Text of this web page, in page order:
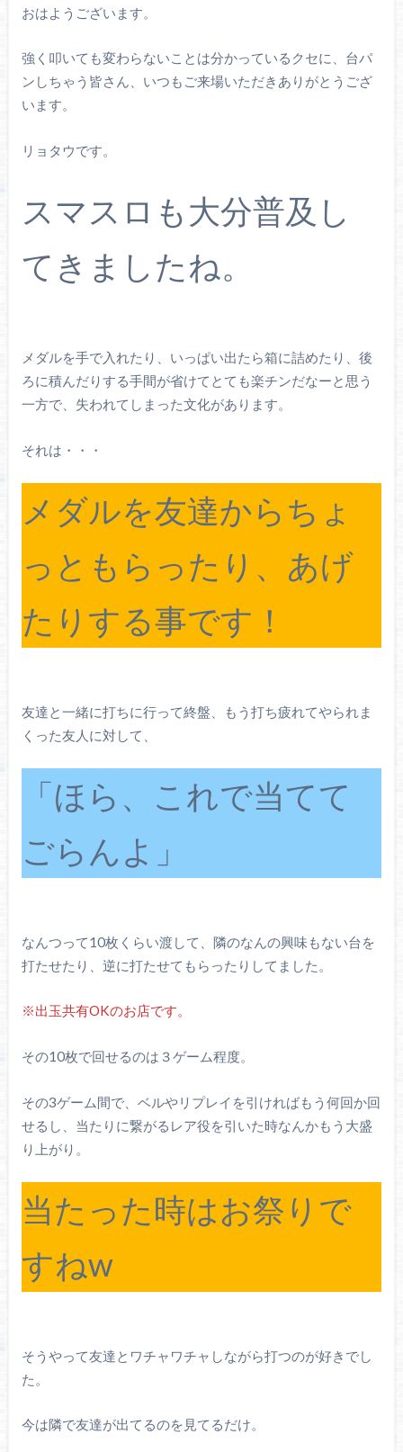
おはようございます。
強く叩いても変わらないことは分かっているクセに、台パ
ンしちゃう皆さん、いつもご来場いただきありがとうござ
います。
リョタウです。
スマスロも大分普及し
てきましたね。
メダルを手で入れたり、いっぱい出たら箱に詰めたり、後
ろに積んだりする手間が省けてとても楽チンだなーと思う
一方で、失われてしまった文化があります。
それは・・・
メダルを友達からちょ
っともらったり、あげ
たりする事です！
友達と一緒に打ちに行って終盤、もう打ち疲れてやられま
くった友人に対して、
「ほら、これで当てて
ごらんよ」
なんつって10枚くらい渡して、隣のなんの興味もない台を
打たせたり、逆に打たせてもらったりしてました。
※出玉共有OKのお店です。
その10枚で回せるのは３ゲーム程度。
その3ゲーム間で、ベルやリプレイを引ければもう何回か回
せるし、当たりに繋がるレア役を引いた時なんかもう大盛
り上がり。
当たった時はお祭りで
すねw
そうやって友達とワチャワチャしながら打つのが好きでし
た。
今は隣で友達が出てるのを見てるだけ。